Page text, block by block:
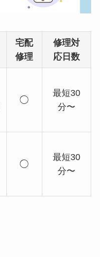
宅配
修理
修理対
応日数
◯
最短30
分〜
◯
最短30
分〜